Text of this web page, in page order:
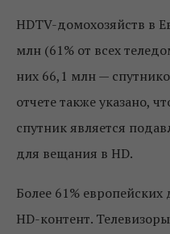
HDTV-домохозяйств в
млн (61% от всех
них 66,1 млн —
отчете также указано,
спутник является
для вещания в HD.
Более 61%
HD-контент.